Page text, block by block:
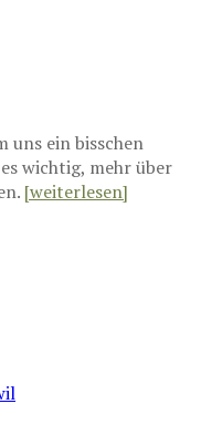
uns ein bisschen
wichtig, mehr über
[weiterlesen]